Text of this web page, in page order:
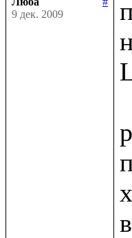
9 дек. 2009